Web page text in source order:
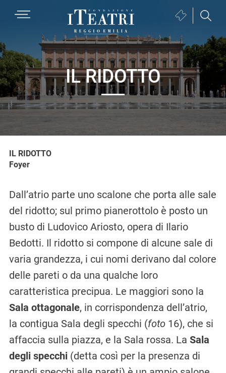
navigazione
primaria
principale
di
pagina
Fondazione
I
Teatri
Reggio
Emilia
Biglietteria
apre
in
una
nuova
finestra)
IL RIDOTTO
IL RIDOTTO
Foyer
Dall’atrio parte uno scalone che porta alle sale
del ridotto; sul primo pianerottolo è posto un
busto di Ludovico Ariosto, opera di Ilario
Bedotti. Il ridotto si compone di alcune sale di
varia grandezza, i cui nomi derivano dal colore
delle pareti o da una qualche loro
caratteristica pre­cipua. Le maggiori sono la
Sala ottagonale, in corrispondenza dell’atrio,
la contigua Sala degli specchi (foto 16), che si
affaccia sulla piazza, e la Sala rossa. La Sala
degli specchi (detta così per la presenza di